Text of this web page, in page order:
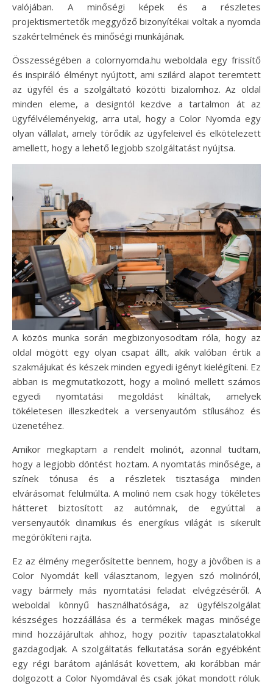
valójában. A minőségi képek és a részletes
projektismertetők meggyőző bizonyítékai voltak a nyomda
szakértelmének és minőségi munkájának.
Összességében a colornyomda.hu weboldala egy frissítő
és inspiráló élményt nyújtott, ami szilárd alapot teremtett
az ügyfél és a szolgáltató közötti bizalomhoz. Az oldal
minden eleme, a designtól kezdve a tartalmon át az
ügyfélvéleményekig, arra utal, hogy a Color Nyomda egy
olyan vállalat, amely törődik az ügyfeleivel és elkötelezett
amellett, hogy a lehető legjobb szolgáltatást nyújtsa.
A közös munka során megbizonyosodtam róla, hogy az
oldal mögött egy olyan csapat állt, akik valóban értik a
szakmájukat és készek minden egyedi igényt kielégíteni. Ez
abban is megmutatkozott, hogy a molinó mellett számos
egyedi nyomtatási megoldást kínáltak, amelyek
tökéletesen illeszkedtek a versenyautóm stílusához és
üzenetéhez.
Amikor megkaptam a rendelt molinót, azonnal tudtam,
hogy a legjobb döntést hoztam. A nyomtatás minősége, a
színek tónusa és a részletek tisztasága minden
elvárásomat felülmúlta. A molinó nem csak hogy tökéletes
hátteret biztosított az autómnak, de egyúttal a
versenyautók dinamikus és energikus világát is sikerült
megörökíteni rajta.
Ez az élmény megerősítette bennem, hogy a jövőben is a
Color Nyomdát kell választanom, legyen szó molinóról,
vagy bármely más nyomtatási feladat elvégzéséről. A
weboldal könnyű használhatósága, az ügyfélszolgálat
készséges hozzáállása és a termékek magas minősége
mind hozzájárultak ahhoz, hogy pozitív tapasztalatokkal
gazdagodjak. A szolgáltatás felkutatása során egyébként
egy régi barátom ajánlását követtem, aki korábban már
dolgozott a Color Nyomdával és csak jókat mondott róluk.